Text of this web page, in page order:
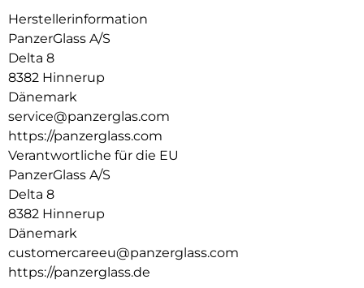
aus recyceltem Aluminium und kommt ganz ohne
Plastikverpackung.
Herstellerinformation
PanzerGlass A/S
Delta 8
8382 Hinnerup
Dänemark
service@panzerglas.com
https://panzerglass.com
Verantwortliche für die EU
PanzerGlass A/S
Delta 8
8382 Hinnerup
Dänemark
customercareeu@panzerglass.com
https://panzerglass.de